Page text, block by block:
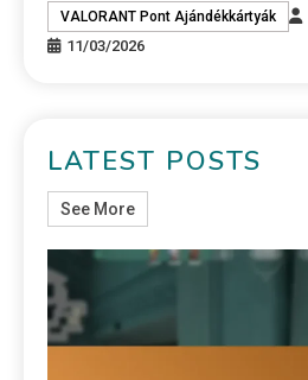
VALORANT Pont Ajándékkártyák
11/03/2026
LATEST POSTS
See More